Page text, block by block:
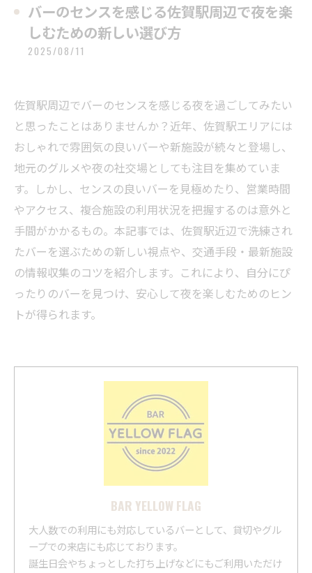
バーのセンスを感じる佐賀駅周辺で夜を楽
しむための新しい選び方
2025/08/11
佐賀駅周辺でバーのセンスを感じる夜を過ごしてみたい
と思ったことはありませんか？近年、佐賀駅エリアには
おしゃれで雰囲気の良いバーや新施設が続々と登場し、
地元のグルメや夜の社交場としても注目を集めていま
す。しかし、センスの良いバーを見極めたり、営業時間
やアクセス、複合施設の利用状況を把握するのは意外と
手間がかかるもの。本記事では、佐賀駅近辺で洗練され
たバーを選ぶための新しい視点や、交通手段・最新施設
の情報収集のコツを紹介します。これにより、自分にぴ
ったりのバーを見つけ、安心して夜を楽しむためのヒン
トが得られます。
BAR YELLOW FLAG
大人数での利用にも対応しているバーとして、貸切やグル
ープでの来店にも応じております。
誕生日会やちょっとした打ち上げなどにもご利用いただけ